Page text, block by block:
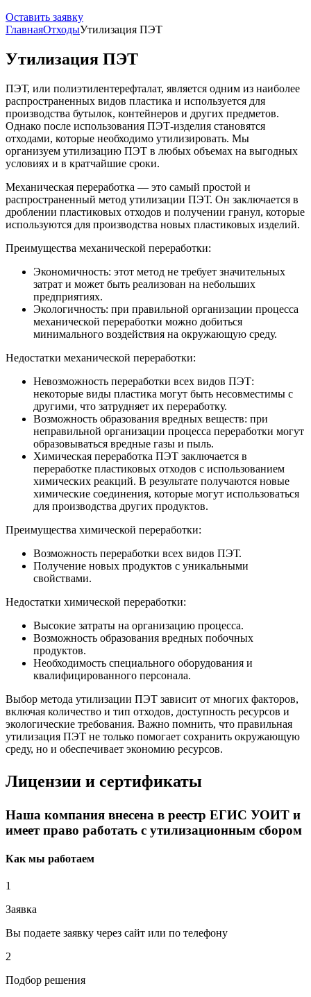
Оставить заявку
ГлавнаяОтходыУтилизация ПЭТ
Утилизация ПЭТ
ПЭТ, или полиэтилентерефталат, является одним из наиболее
распространенных видов пластика и используется для
производства бутылок, контейнеров и других предметов.
Однако после использования ПЭТ-изделия становятся
отходами, которые необходимо утилизировать. Мы
организуем утилизацию ПЭТ в любых объемах на выгодных
условиях и в кратчайшие сроки.
Механическая переработка — это самый простой и
распространенный метод утилизации ПЭТ. Он заключается в
дроблении пластиковых отходов и получении гранул, которые
используются для производства новых пластиковых изделий.
Преимущества механической переработки:
Экономичность: этот метод не требует значительных
затрат и может быть реализован на небольших
предприятиях.
Экологичность: при правильной организации процесса
механической переработки можно добиться
минимального воздействия на окружающую среду.
Недостатки механической переработки:
Невозможность переработки всех видов ПЭТ:
некоторые виды пластика могут быть несовместимы с
другими, что затрудняет их переработку.
Возможность образования вредных веществ: при
неправильной организации процесса переработки могут
образовываться вредные газы и пыль.
Химическая переработка ПЭТ заключается в
переработке пластиковых отходов с использованием
химических реакций. В результате получаются новые
химические соединения, которые могут использоваться
для производства других продуктов.
Преимущества химической переработки:
Возможность переработки всех видов ПЭТ.
Получение новых продуктов с уникальными
свойствами.
Недостатки химической переработки:
Высокие затраты на организацию процесса.
Возможность образования вредных побочных
продуктов.
Необходимость специального оборудования и
квалифицированного персонала.
Выбор метода утилизации ПЭТ зависит от многих факторов,
включая количество и тип отходов, доступность ресурсов и
экологические требования. Важно помнить, что правильная
утилизация ПЭТ не только помогает сохранить окружающую
среду, но и обеспечивает экономию ресурсов.
Лицензии и сертификаты
Наша компания внесена в реестр ЕГИС УОИТ и
имеет право работать с утилизационным сбором
Как мы работаем
1
Заявка
Вы подаете заявку через сайт или по телефону
2
Подбор решения